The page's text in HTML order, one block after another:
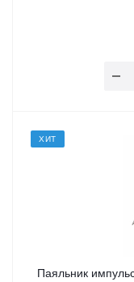
ХИТ
Паяльник